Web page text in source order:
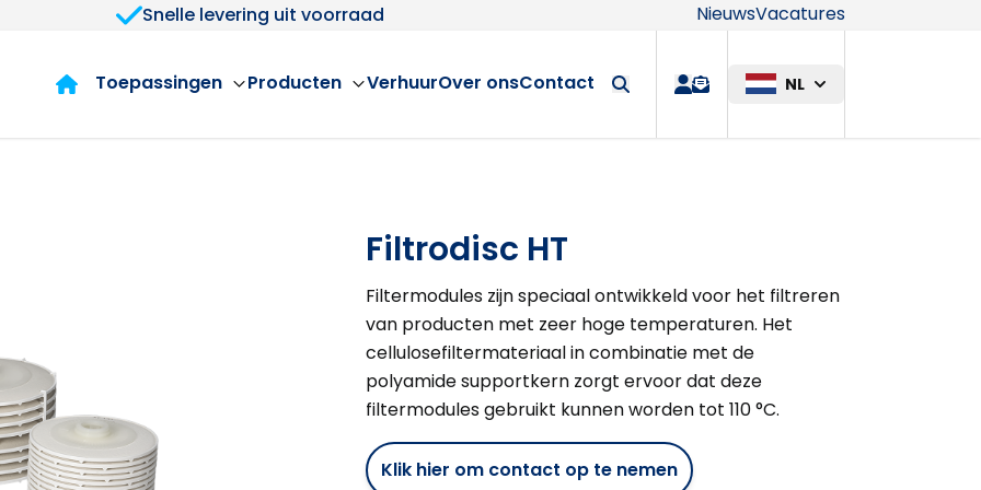
Snelle levering uit voorraad NieuwsVacatures
Toepassingen
Producten VerhuurOver onsContact quote NL
Filtrodisc HT
Filtermodules zijn speciaal ontwikkeld voor het filtreren
van producten met zeer hoge temperaturen. Het
cellulosefiltermateriaal in combinatie met de
polyamide supportkern zorgt ervoor dat deze
filtermodules gebruikt kunnen worden tot 110 °C.
Klik hier om contact op te nemen